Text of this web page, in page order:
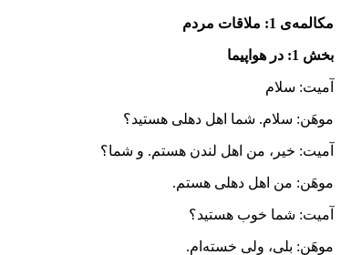
مکالمه‌ی 1: ملاقات مردم
بخش 1: در هواپیما
آمیت: سلام
موهَن: سلام. شما اهل دهلی هستید؟
آمیت: خیر، من اهل لندن هستم. و شما؟
موهَن: من اهل دهلی هستم.
آمیت: شما خوب هستید؟
موهَن: بلی، ولی خسته‌ام.